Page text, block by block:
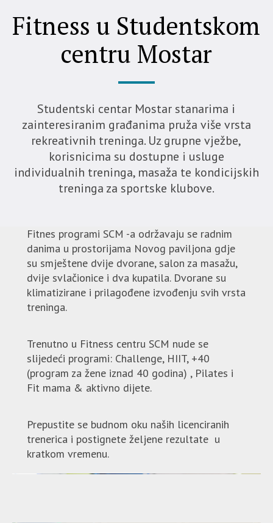
Fitness u Studentskom
centru Mostar
Studentski centar Mostar stanarima i
zainteresiranim građanima pruža više vrsta
rekreativnih treninga. Uz grupne vježbe,
korisnicima su dostupne i usluge
individualnih treninga, masaža te kondicijskih
treninga za sportske klubove.
Fitnes programi SCM -a održavaju se radnim
danima u prostorijama Novog paviljona gdje
su smještene dvije dvorane, salon za masažu,
dvije svlačionice i dva kupatila. Dvorane su
klimatizirane i prilagođene izvođenju svih vrsta
treninga.
Trenutno u Fitness centru SCM nude se
slijedeći programi: Challenge, HIIT, +40
(program za žene iznad 40 godina) , Pilates i
Fit mama & aktivno dijete.
Prepustite se budnom oku naših licenciranih
trenerica i postignete željene rezultate u
kratkom vremenu.